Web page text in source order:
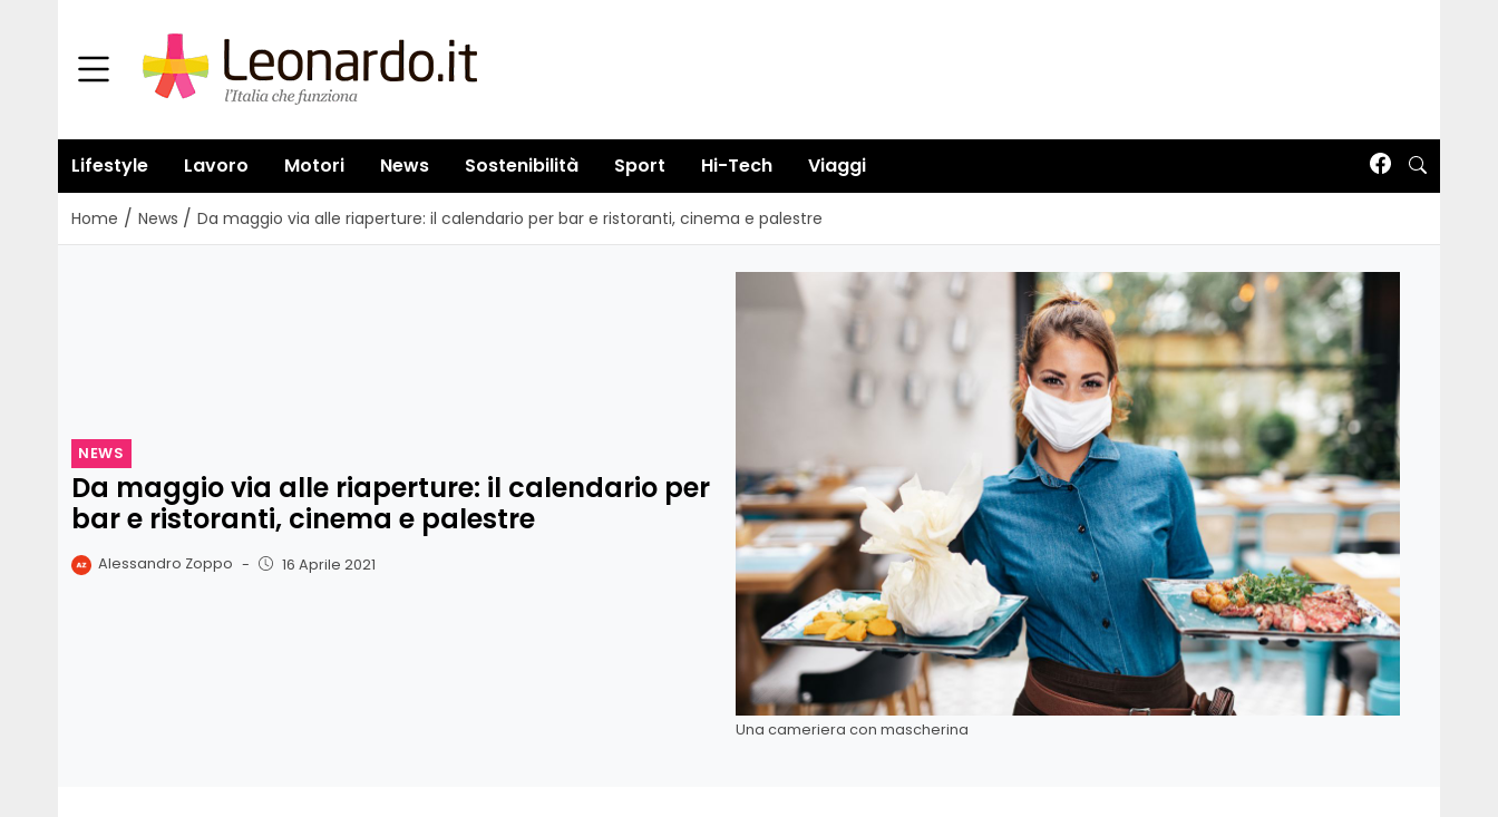
Lifestyle Lavoro Motori News Sostenibilità Sport Hi-Tech Viaggi
Home / News / Da maggio via alle riaperture: il calendario per bar e ristoranti, cinema e palestre
NEWS
Da maggio via alle riaperture: il calendario per
bar e ristoranti, cinema e palestre
Alessandro Zoppo - 16 Aprile 2021
Una cameriera con mascherina